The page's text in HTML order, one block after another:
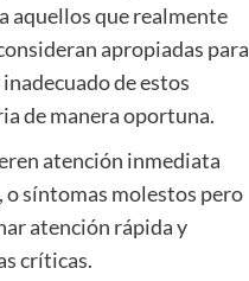
aquellos que realmente
apropiadas para
de estos
de manera oportuna.
atención inmediata
o síntomas molestos pero
atención rápida y
críticas.